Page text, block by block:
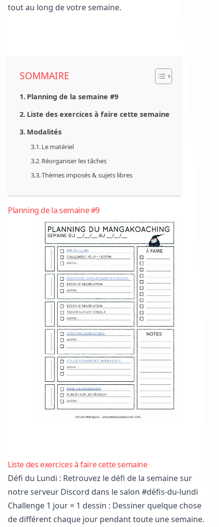
tout au long de votre semaine.
SOMMAIRE
Planning de la semaine #9
Liste des exercices à faire cette semaine
Modalités
Le matériel
Réorganiser les tâches
Thèmes imposés & sujets libres
Planning de la semaine #9
Liste des exercices à faire cette semaine
Défi du Lundi : Retrouvez le défi de la semaine sur
notre serveur Discord dans le salon #défis-du-lundi
Challenge 1 jour = 1 dessin : Dessiner quelque chose
de différent chaque jour pendant toute une semaine.